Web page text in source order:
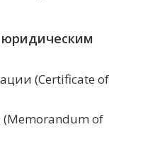
юридическим
(Certificate of
of